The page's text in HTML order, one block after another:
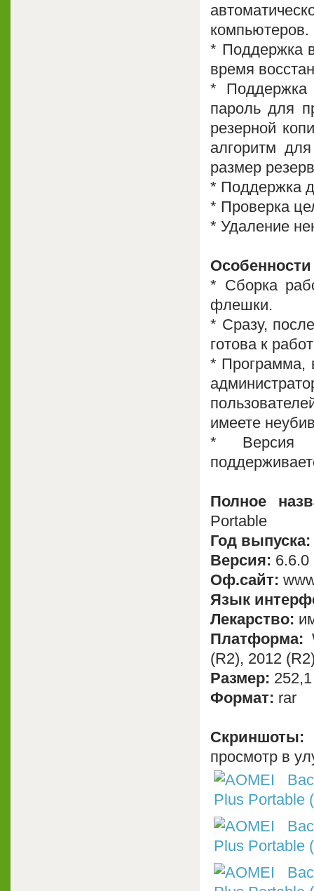
компьютеров.
* Поддержка
время
* Поддержка
пароль для
резерной
алгоритм
размер
* Поддержка
* Проверка
* Удаление
* Cборка
флешки.
* Сразу,
готова к
* Программа,
имеете
* Версия
Полное
Portable
Год выпуска:
Версия: 6.6.0
Оф.сайт:
Язык
Лекарство:
Платформа:
(R2), 2012
Размер:
Формат: rar
просмотр в